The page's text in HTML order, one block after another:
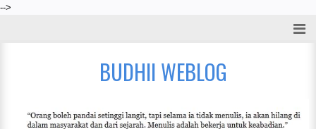
-->
BUDHII WEBLOG